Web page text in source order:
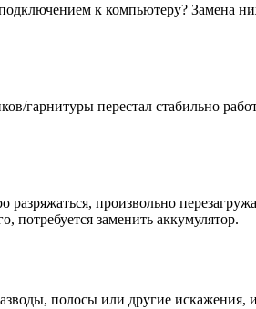
к компьютеру? Замена
гарнитуры перестал стабильно
разряжаться, произвольно
потребуется заменить аккумулятор.
полосы или другие искажения,